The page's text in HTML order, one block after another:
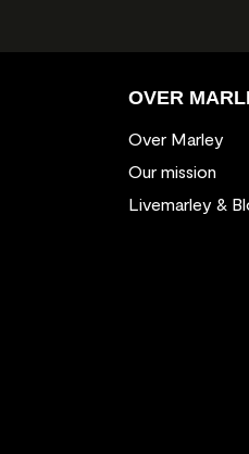
OVER
Over Marley
Our mission
Livemarley &